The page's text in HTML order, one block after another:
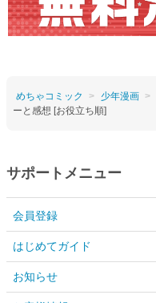
めちゃコミック 少年漫画
ーと感想 [お役立ち順]
サポートメニュー
会員登録
はじめてガイド
お知らせ